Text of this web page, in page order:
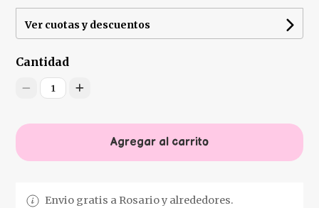
Ver cuotas y descuentos
Cantidad
1
Agregar al carrito
Envio gratis a Rosario y alrededores.